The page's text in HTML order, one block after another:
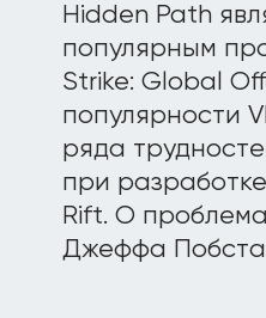
Hidden Path
популярным
Strike: Global
популярности
ряда
при
Rift. О
Джеффа